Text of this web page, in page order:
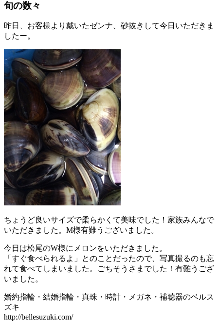
旬の数々
昨日、お客様より戴いたゼンナ、砂抜きして今日いただきま
したー。
ちょうど良いサイズで柔らかくて美味でした！家族みんなで
いただきました。M様有難うございました。
今日は松尾のW様にメロンをいただきました。
「すぐ食べられるよ」とのことだったので、写真撮るのも忘
れて食べてしまいました。ごちそうさまでした！有難うござ
いました。
婚約指輪・結婚指輪・真珠・時計・メガネ・補聴器のベルス
ズキ
http://bellesuzuki.com/